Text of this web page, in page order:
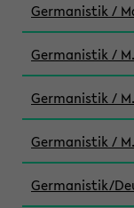
Germanistik /
Germanistik /
Germanistik /
Germanistik /
Germanistik/